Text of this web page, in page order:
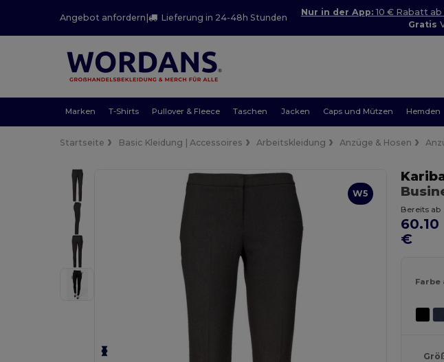
Angebot anfordern | Lieferung in 24-48h Stunden
Nur in der App: 10 € Rabatt ab
Gratis
Marken T-Shirts Pullover & Fleece Taschen Jacken Caps und Mützen Hemden
Startseite Basic Kleidung | Accessoires Arbeitskleidung Anzüge & Hosen
W5
Bereits ab
60.10
€
Farbe